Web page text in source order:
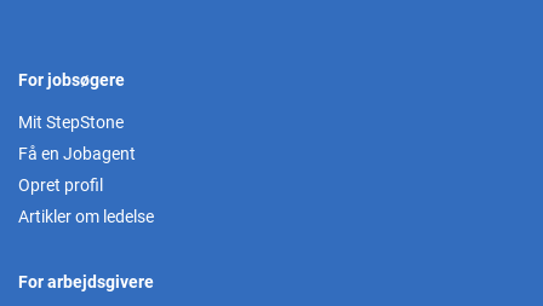
For jobsøgere
Mit StepStone
Få en Jobagent
Opret profil
Artikler om ledelse
For arbejdsgivere